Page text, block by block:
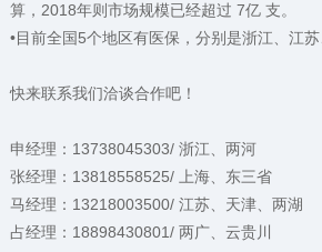
算，2018年则市场规模已经超过 7亿 支。
•目前全国5个地区有医保，分别是浙江、江苏
快来联系我们洽谈合作吧！
申经理：13738045303/ 浙江、两河
张经理：13818558525/ 上海、东三省
马经理：13218003500/ 江苏、天津、两湖
占经理：18898430801/ 两广、云贵川